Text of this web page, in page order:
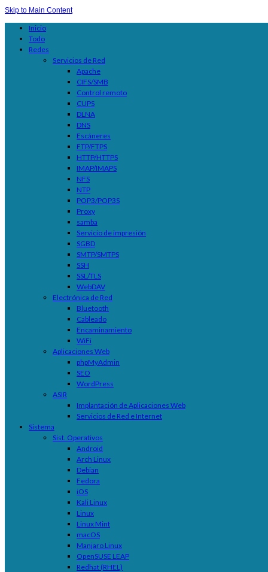
Skip to Main Content
Inicio
Todo
Redes
Servicios de Red
Apache
CIFS/SMB
Control remoto
CUPS
DLNA
DNS
Escáneres
FTP/FTPS
HTTP/HTTPS
IMAP/IMAPS
NFS
NTP
POP3/POP3S
Proxy
samba
Servicio de impresión
SGBD
SMTP/SMTPS
SSH
SSL/TLS
WebDAV
Electrónica de Red
Bluetooth
Cableado
Encaminamiento
WiFi
Aplicaciones Web
phpMyAdmin
SEO
WordPress
ASIR
Implantación de Aplicaciones Web
Servicios de Red e Internet
Sistema
Sist. Operativos
Android
Arch Linux
Debian
Fedora
iOS
Kali Linux
Linux
Linux Mint
macOS
Manjaro Linux
OpenSUSE LEAP
Redhat (RHEL)